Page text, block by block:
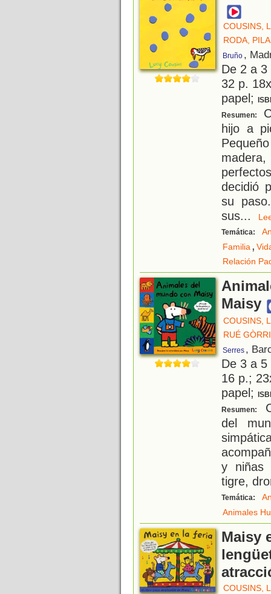
COUSINS,
RODA,
Bruño ,
De 2 a
32 p.
papel;
Resumen:
hijo a
decidió
su
sus...
Temática:
Familia,
Relación
Maisy
COUSINS,
RUÉ
Serres ,
De 3 a
16 p.;
papel;
Resumen:
del
y niñas
tigre,
Temática:
Animales
Maisy
COUSINS,